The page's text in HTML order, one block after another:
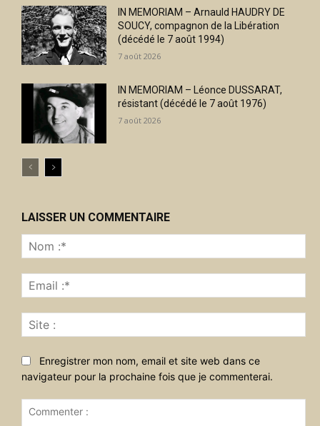
IN MEMORIAM – Arnauld HAUDRY DE
SOUCY, compagnon de la Libération
(décédé le 7 août 1994)
7 août 2026
IN MEMORIAM – Léonce DUSSARAT,
résistant (décédé le 7 août 1976)
7 août 2026
LAISSER UN COMMENTAIRE
:*
:*
:
Enregistrer mon nom, email et site web dans ce
navigateur pour la prochaine fois que je commenterai.